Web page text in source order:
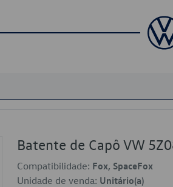
Batente de Capô VW
Compatibilidade: Fox, SpaceFox
Unidade de venda: Unitário(a)